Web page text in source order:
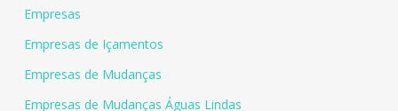
Empresas
Empresas de Içamentos
Empresas de Mudanças
Empresas de Mudanças Águas Lindas